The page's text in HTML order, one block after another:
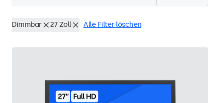
Dimmbar 27 Zoll Alle Filter löschen